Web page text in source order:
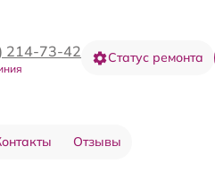
214-73-42 Статус ремонта
Отзывы